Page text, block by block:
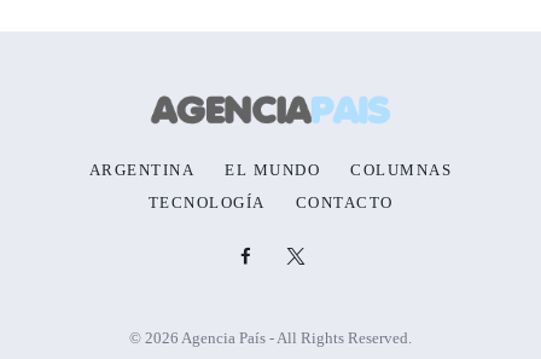
ARGENTINA EL MUNDO
COLUMNAS
TECNOLOGÍA
CONTACTO
© 2026 Agencia País - All Rights Reserved.